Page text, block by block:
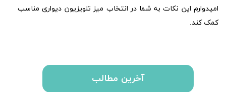
امیدوارم این نکات به شما در انتخاب میز تلویزیون دیواری مناسب
کمک کند.
آخرین مطالب